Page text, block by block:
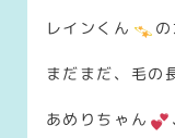
レインくん
まだまだ、毛の
あめりちゃん